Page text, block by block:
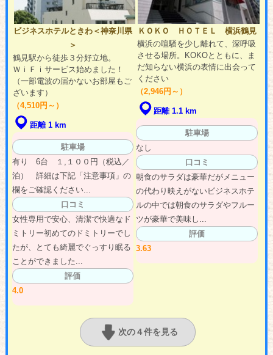
ビジネスホテルときわ＜神奈川県
＞
鶴見駅から徒歩３分好立地。
ＷｉＦｉサービス始めました！
（一部電波の届かないお部屋もご
ざいます）
（4,510円～）
距離 1 km
駐車場
有り 6台 １,１００円（税込／
泊） 詳細は下記「注意事項」の
欄をご確認ください...
口コミ
女性専用で安心、清潔で快適なド
ミトリー初めてのドミトリーでし
たが、とても綺麗でぐっすり眠る
ことができました...
評価
4.0
ＫＯＫＯ ＨＯＴＥＬ 横浜鶴見
横浜の喧騒を少し離れて、深呼吸
させる場所。KOKOとともに、ま
だ知らない横浜の表情に出会って
ください
（2,946円～）
距離 1.1 km
駐車場
なし
口コミ
朝食のサラダは豪華だがメニュー
の代わり映えがないビジネスホテ
ルの中では朝食のサラダやフルー
ツが豪華で美味し...
評価
3.63
次の４件を見る